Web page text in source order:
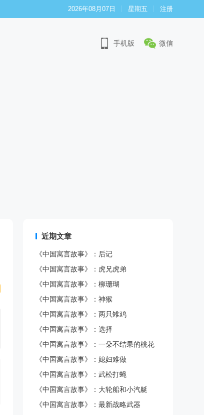
2026年08月07日 星期五 注册
手机版 微信
近期文章
《中国寓言故事》：后记
《中国寓言故事》：虎兄虎弟
《中国寓言故事》：柳珊瑚
《中国寓言故事》：神猴
《中国寓言故事》：两只雉鸡
《中国寓言故事》：选择
《中国寓言故事》：一朵不结果的桃花
《中国寓言故事》：媳妇难做
《中国寓言故事》：武松打蝇
《中国寓言故事》：大轮船和小汽艇
《中国寓言故事》：最新战略武器